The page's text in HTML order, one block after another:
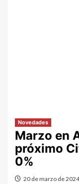
Novedades
Marzo en
próximo
0%
20 de marzo de